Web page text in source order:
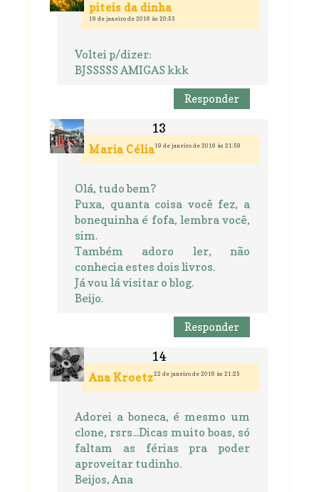
piteis da dinha
19 de janeiro de 2016 às 20:53
Voltei p/dizer:
BJSSSSS AMIGAS kkk
Responder
Maria Célia19 de janeiro de 2016 às 21:59
Olá, tudo bem?
Puxa, quanta coisa você fez, a
bonequinha é fofa, lembra você,
sim.
Também adoro ler, não
conhecia estes dois livros.
Já vou lá visitar o blog.
Beijo.
Responder
Ana Kroetz22 de janeiro de 2016 às 21:25
Adorei a boneca, é mesmo um
clone, rsrs...Dicas muito boas, só
faltam as férias pra poder
aproveitar tudinho.
Beijos, Ana